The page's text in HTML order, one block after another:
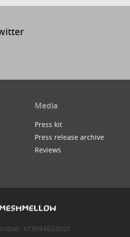
Media
Press kit
Press release archive
Reviews
x13594653503